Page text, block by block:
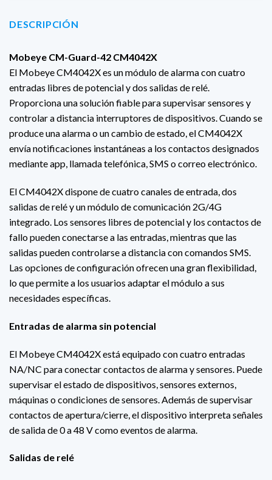
DESCRIPCIÓN
Mobeye CM-Guard-42 CM4042X
El Mobeye CM4042X es un módulo de alarma con cuatro
entradas libres de potencial y dos salidas de relé.
Proporciona una solución fiable para supervisar sensores y
controlar a distancia interruptores de dispositivos. Cuando se
produce una alarma o un cambio de estado, el CM4042X
envía notificaciones instantáneas a los contactos designados
mediante app, llamada telefónica, SMS o correo electrónico.
El CM4042X dispone de cuatro canales de entrada, dos
salidas de relé y un módulo de comunicación 2G/4G
integrado. Los sensores libres de potencial y los contactos de
fallo pueden conectarse a las entradas, mientras que las
salidas pueden controlarse a distancia con comandos SMS.
Las opciones de configuración ofrecen una gran flexibilidad,
lo que permite a los usuarios adaptar el módulo a sus
necesidades específicas.
Entradas de alarma sin potencial
El Mobeye CM4042X está equipado con cuatro entradas
NA/NC para conectar contactos de alarma y sensores. Puede
supervisar el estado de dispositivos, sensores externos,
máquinas o condiciones de sensores. Además de supervisar
contactos de apertura/cierre, el dispositivo interpreta señales
de salida de 0 a 48 V como eventos de alarma.
Salidas de relé